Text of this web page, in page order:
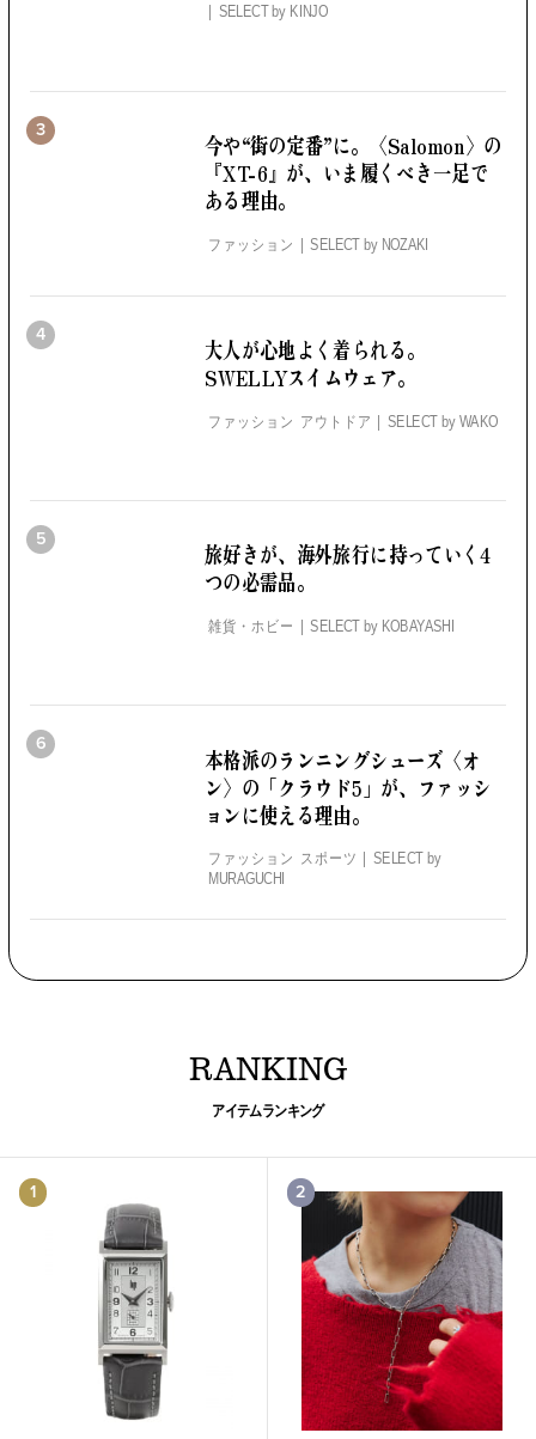
SELECT by KINJO
3 今や“街の定番”に。
〈Salomon〉の
『XT-6』が、いま履くべき一足で
ある理由。
ファッション SELECT by NOZAKI
4
大人が心地よく着られる。
SWELLYスイムウェア。
ファッション アウトドア SELECT by WAKO
5
旅好きが、海外旅行に持っていく4
つの必需品。
雑貨・ホビー SELECT by KOBAYASHI
6 本格派のランニングシューズ 〈オ
ン〉の「クラウド5」が、 ファッシ
ョンに使える理由。
ファッション スポーツ
SELECT by
MURAGUCHI
RANKING
アイテムランキング
1 2